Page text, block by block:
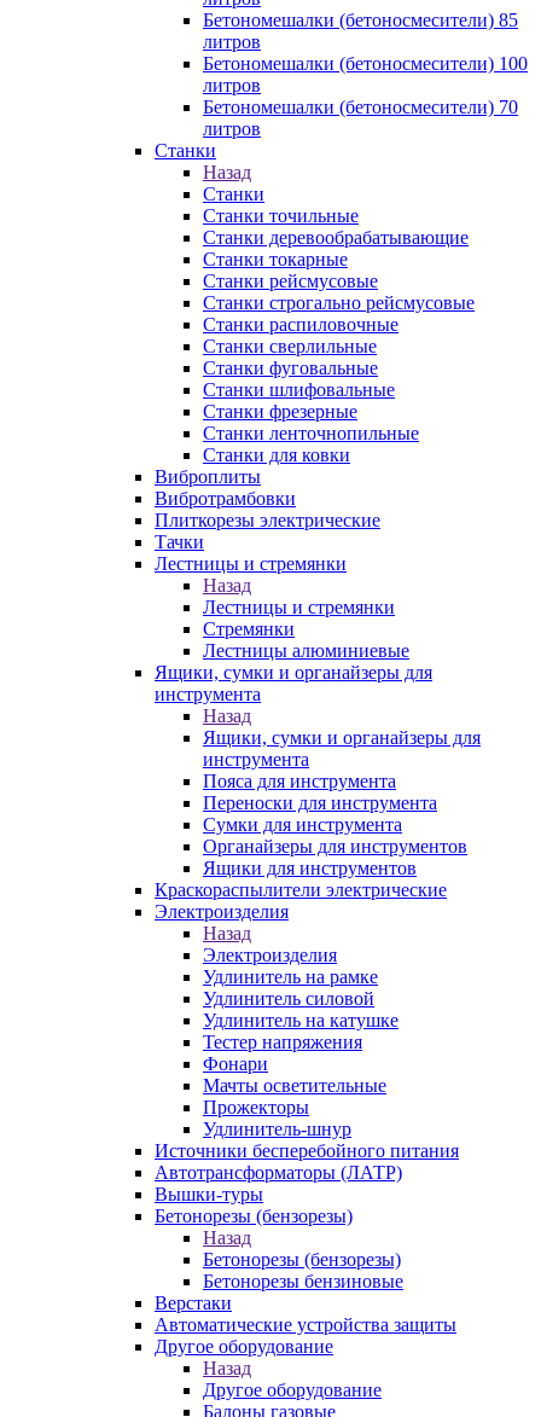
Бетономешалки (бетоносмесители) 85
литров
Бетономешалки (бетоносмесители) 100
литров
Бетономешалки (бетоносмесители) 70
литров
Станки
Назад
Станки
Станки точильные
Станки деревообрабатывающие
Станки токарные
Станки рейсмусовые
Станки строгально рейсмусовые
Станки распиловочные
Станки сверлильные
Станки фуговальные
Станки шлифовальные
Станки фрезерные
Станки ленточнопильные
Станки для ковки
Виброплиты
Вибротрамбовки
Плиткорезы электрические
Тачки
Лестницы и стремянки
Назад
Лестницы и стремянки
Стремянки
Лестницы алюминиевые
Ящики, сумки и органайзеры для
инструмента
Назад
Ящики, сумки и органайзеры для
инструмента
Пояса для инструмента
Переноски для инструмента
Сумки для инструмента
Органайзеры для инструментов
Ящики для инструментов
Краскораспылители электрические
Электроизделия
Назад
Электроизделия
Удлинитель на рамке
Удлинитель силовой
Удлинитель на катушке
Тестер напряжения
Фонари
Мачты осветительные
Прожекторы
Удлинитель-шнур
Источники бесперебойного питания
Автотрансформаторы (ЛАТР)
Вышки-туры
Бетонорезы (бензорезы)
Назад
Бетонорезы (бензорезы)
Бетонорезы бензиновые
Верстаки
Автоматические устройства защиты
Другое оборудование
Назад
Другое оборудование
Балоны газовые